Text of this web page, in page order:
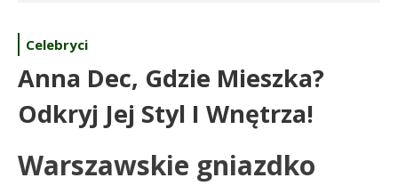
Celebryci
Anna Dec, Gdzie Mieszka?
Odkryj Jej Styl I Wnętrza!
Warszawskie gniazdko